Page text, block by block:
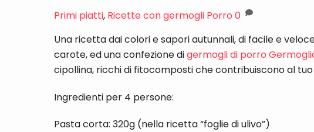
Primi piatti, Ricette con germogli Porro 0
Una ricetta dai colori e sapori autunnali, di facile e
carote, ed una confezione digermogli di porro
cipollina, ricchi di fitocomposti che contribuiscono al
Ingredienti per 4 persone:
Pasta corta: 320g (nella ricetta “foglie di ulivo”)